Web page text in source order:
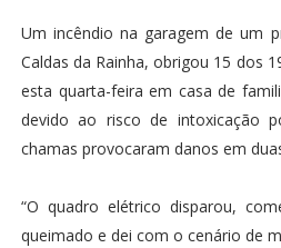
Um incêndio na garagem de um
Caldas da Rainha, obrigou 15 dos
esta quarta-feira em casa de
devido ao risco de intoxicação
chamas provocaram danos em
“O quadro elétrico disparou,
queimado e dei com o cenário de